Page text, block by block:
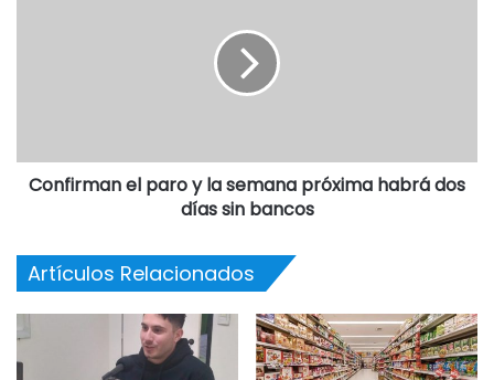
Confirman el paro y la semana próxima habrá dos
días sin bancos
Artículos Relacionados